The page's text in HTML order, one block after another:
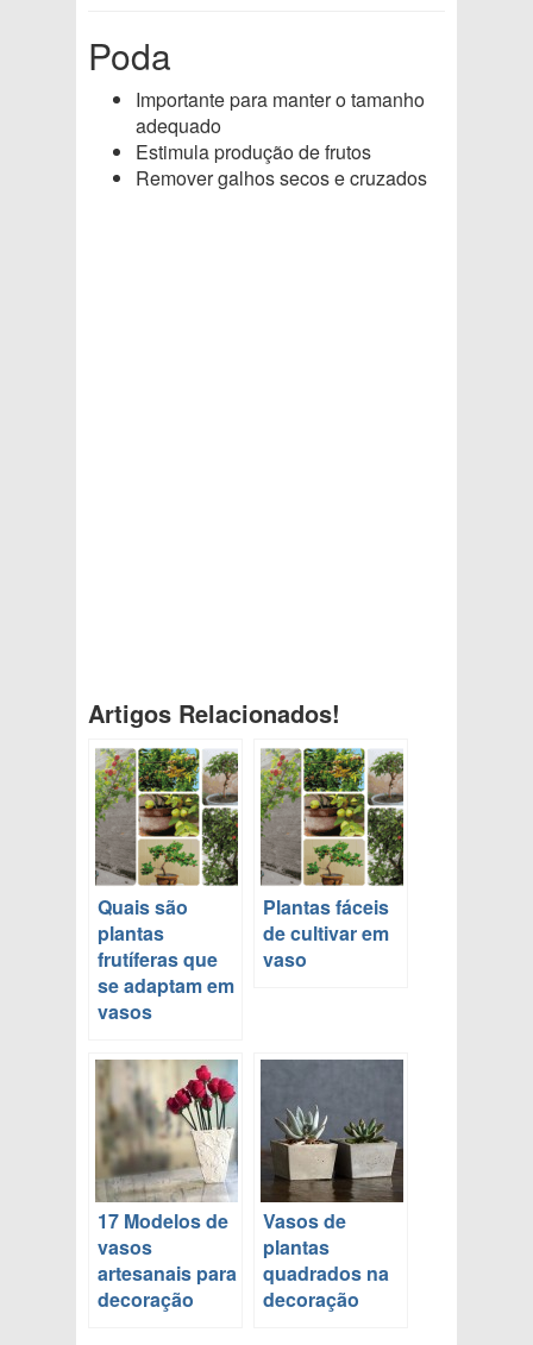
Poda
Importante para manter o tamanho
adequado
Estimula produção de frutos
Remover galhos secos e cruzados
Artigos Relacionados!
Quais são
plantas
frutíferas que
se adaptam em
vasos
Plantas fáceis
de cultivar em
vaso
17 Modelos de
vasos
artesanais para
decoração
Vasos de
plantas
quadrados na
decoração